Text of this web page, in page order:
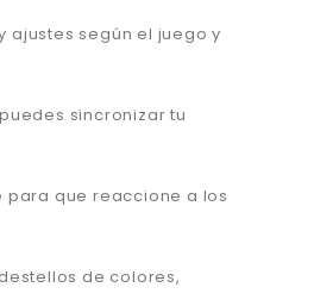
ajustes según el juego y
sincronizar tu
para que reaccione a los
de colores,